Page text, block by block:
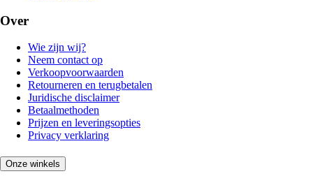
Over
Wie zijn wij?
Neem contact op
Verkoopvoorwaarden
Retourneren en terugbetalen
Juridische disclaimer
Betaalmethoden
Prijzen en leveringsopties
Privacy verklaring
Onze winkels